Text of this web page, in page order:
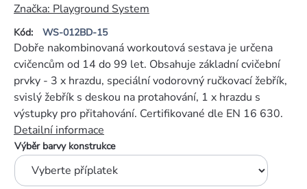
Kód: WS-012BD-15
hodnocení
produktu
je
0,0
5
hvězdiček.
Značka: Playground System
Výběr barvy konstrukce
Dobře nakombinovaná workoutová sestava je určena
cvičencům od 14 do 99 let. Obsahuje základní cvičební
prvky - 3 x hrazdu, speciální vodorovný ručkovací žebřík,
svislý žebřík s deskou na protahování, 1 x hrazdu s
výstupky pro přitahování. Certifikované dle EN 16 630.
Detailní informace